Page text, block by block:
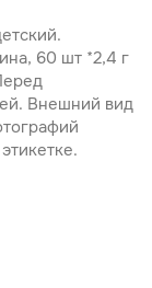
60 шт *2,4 г
Внешний вид